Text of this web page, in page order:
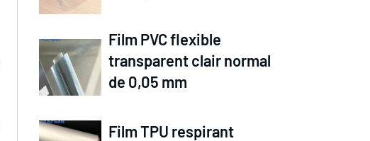
Film PVC flexible
transparent clair normal
de 0,05 mm
Film TPU respirant